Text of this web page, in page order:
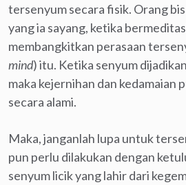
tersenyum secara fisik. Orang
yang ia sayang, ketika
membangkitkan perasaan
mind) itu. Ketika senyum
maka kejernihan dan kedamaian
secara alami.
Maka, janganlah lupa untuk
pun perlu dilakukan dengan
senyum licik yang lahir dari